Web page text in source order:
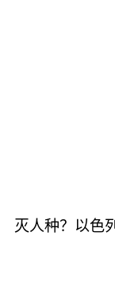
灭人种？以色